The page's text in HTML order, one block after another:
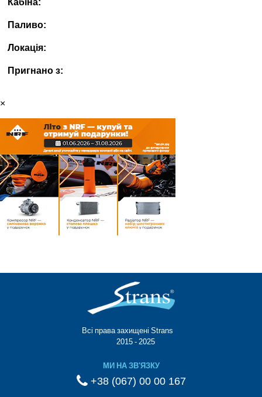
Паливо:
Локація:
Пригнано з:
×
Всі права захищені Strans®
© 2015 - 2025
МИ НА ЗВ'ЯЗКУ
+38 (067) 00 00 167